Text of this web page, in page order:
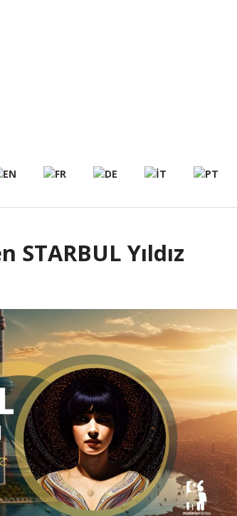
STARBUL Yıldız